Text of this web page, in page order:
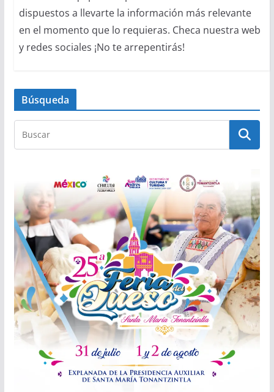
dispuestos a llevarte la información más relevante
en el momento que lo requieras. Checa nuestra web
y redes sociales ¡No te arrepentirás!
Búsqueda